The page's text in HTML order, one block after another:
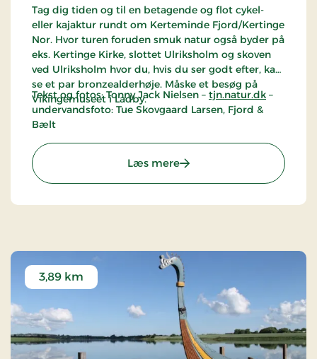
Tag dig tiden og til en betagende og flot cykel-
eller kajaktur rundt om Kerteminde Fjord/Kertinge
Nor. Hvor turen foruden smuk natur også byder på
eks. Kertinge Kirke, slottet Ulriksholm og skoven
ved Ulriksholm hvor du, hvis du ser godt efter, kan
se et par bronzealderhøje. Måske et besøg på
Vikingemuseet i Ladby.
Tekst og fotos: Tonny Jack Nielsen – tjn.natur.dk –
undervandsfoto: Tue Skovgaard Larsen, Fjord &
Bælt
Læs mere: Kertinge Nor /
3,89 km